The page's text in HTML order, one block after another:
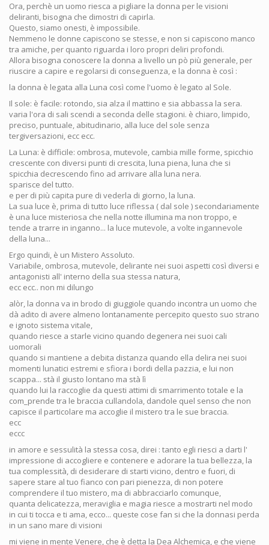
Ora, perchè un uomo riesca a pigliare la donna per le visioni
deliranti, bisogna che dimostri di capirla.
Questo, siamo onesti, è impossibile.
Nemmeno le donne capiscono se stesse, e non si capiscono manco
tra amiche, per quanto riguarda i loro propri deliri profondi.
Allora bisogna conoscere la donna a livello un pò più generale, per
riuscire a capire e regolarsi di conseguenza, e la donna è così :
la donna è legata alla Luna così come l'uomo è legato al Sole.
Il sole: è facile: rotondo, sia alza il mattino e sia abbassa la sera.
varia l'ora di sali scendi a seconda delle stagioni. è chiaro, limpido,
preciso, puntuale, abitudinario, alla luce del sole senza
tergiversazioni, ecc ecc.
La Luna: è difficile: ombrosa, mutevole, cambia mille forme, spicchio
crescente con diversi punti di crescita, luna piena, luna che si
spicchia decrescendo fino ad arrivare alla luna nera.
sparisce del tutto.
e per di più capita pure di vederla di giorno, la luna.
La sua luce è, prima di tutto luce riflessa ( dal sole ) secondariamente
è una luce misteriosa che nella notte illumina ma non troppo, e
tende a trarre in inganno... la luce mutevole, a volte ingannevole
della luna...
Ergo quindi, è un Mistero Assoluto.
Variabile, ombrosa, mutevole, delirante nei suoi aspetti così diversi e
antagonisti all' interno della sua stessa natura,
ecc ecc.. non mi dilungo
alòr, la donna va in brodo di giuggiole quando incontra un uomo che
dà adito di avere almeno lontanamente percepito questo suo strano
e ignoto sistema vitale,
quando riesce a starle vicino quando degenera nei suoi cali
uomorali
quando si mantiene a debita distanza quando ella delira nei suoi
momenti lunatici estremi e sfiora i bordi della pazzia, e lui non
scappa... stà il giusto lontano ma stà lì
quando lui la raccoglie da questi attimi di smarrimento totale e la
com_prende tra le braccia cullandola, dandole quel senso che non
capisce il particolare ma accoglie il mistero tra le sue braccia.
ecc
eccc
in amore e sessulità la stessa cosa, direi : tanto egli riesci a darti l'
impressione di accogliere e contenere e adorare la tua bellezza, la
tua complessità, di desiderare di starti vicino, dentro e fuori, di
sapere stare al tuo fianco con pari pienezza, di non potere
comprendere il tuo mistero, ma di abbracciarlo comunque,
quanta delicatezza, meraviglia e magia riesce a mostrarti nel modo
in cui ti tocca e ti ama, ecco... queste cose fan si che la donnasi perda
in un sano mare di visioni
mi viene in mente Venere, che è detta la Dea Alchemica, e che viene